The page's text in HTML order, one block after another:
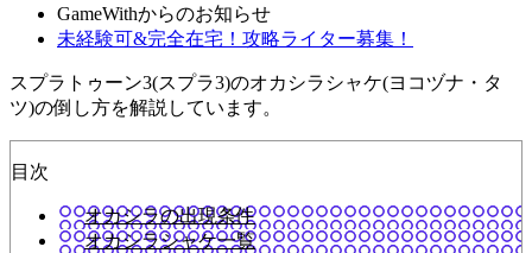
GameWithからのお知らせ
未経験可&完全在宅！攻略ライター募集！
スプラトゥーン3(スプラ3)のオカシラシャケ(ヨコヅナ・タ
ツ)の倒し方を解説しています。
目次
オカシラの出現条件
オカシラシャケ一覧